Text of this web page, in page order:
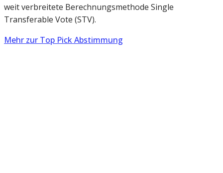
weit verbreitete Berechnungsmethode Single
Transferable Vote (STV).
Mehr zur Top Pick Abstimmung